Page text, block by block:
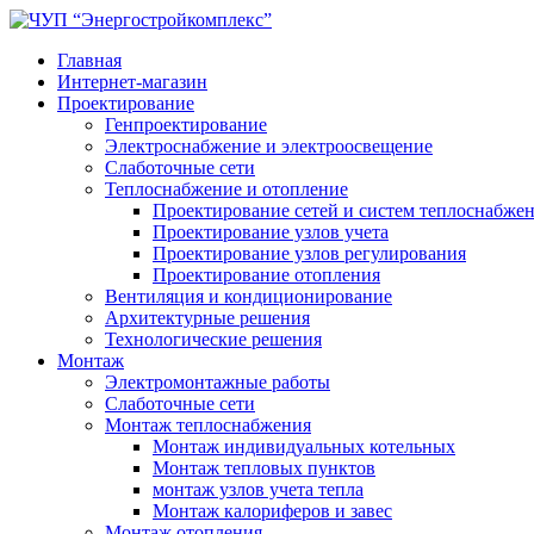
Главная
Интернет-магазин
Проектирование
Генпроектирование
Электроснабжение и электроосвещение
Слаботочные сети
Теплоснабжение и отопление
Проектирование сетей и систем
Проектирование узлов учета
Проектирование узлов регулирования
Проектирование отопления
Вентиляция и кондиционирование
Архитектурные решения
Технологические решения
Монтаж
Электромонтажные работы
Слаботочные сети
Монтаж теплоснабжения
Монтаж индивидуальных котельных
Монтаж тепловых пунктов
монтаж узлов учета тепла
Монтаж калориферов и завес